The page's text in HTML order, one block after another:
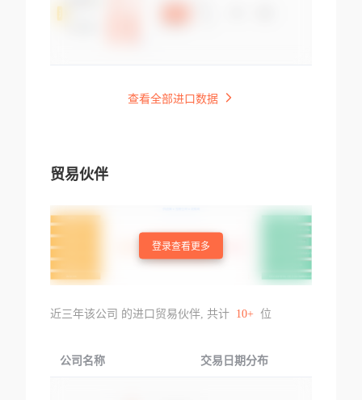
查看全部进口数据
贸易伙伴
登录查看更多
近三年该公司 的进口贸易伙伴, 共计 10+ 位
公司名称 交易日期分布